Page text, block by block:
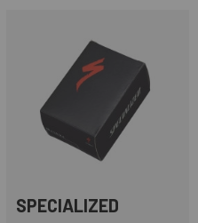
SPECIALIZED